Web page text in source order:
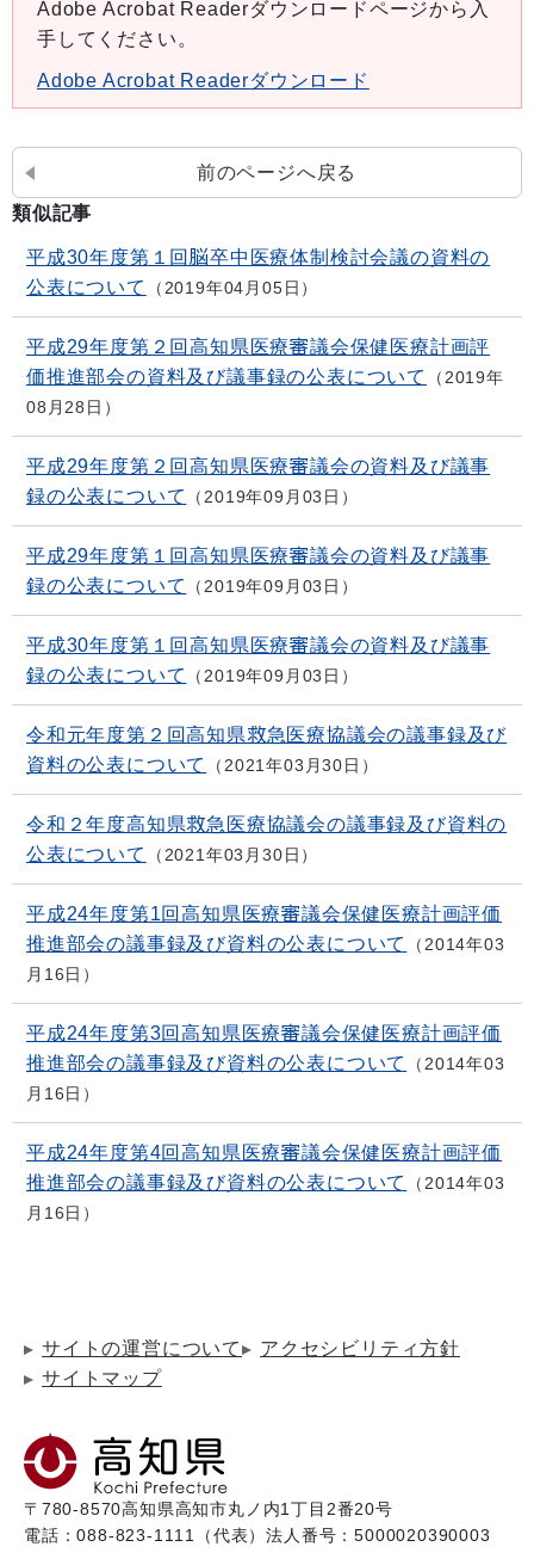
Adobe Acrobat Readerダウンロードページから入
手してください。
Adobe Acrobat Readerダウンロード
前のページへ戻る
類似記事
平成30年度第１回脳卒中医療体制検討会議の資料の
公表について
2019年04月05日
平成29年度第２回高知県医療審議会保健医療計画評
価推進部会の資料及び議事録の公表について
2019年
08月28日
平成29年度第２回高知県医療審議会の資料及び議事
録の公表について
2019年09月03日
平成29年度第１回高知県医療審議会の資料及び議事
録の公表について
2019年09月03日
平成30年度第１回高知県医療審議会の資料及び議事
録の公表について
2019年09月03日
令和元年度第２回高知県救急医療協議会の議事録及び
資料の公表について
2021年03月30日
令和２年度高知県救急医療協議会の議事録及び資料の
公表について
2021年03月30日
平成24年度第1回高知県医療審議会保健医療計画評価
推進部会の議事録及び資料の公表について
2014年03
月16日
平成24年度第3回高知県医療審議会保健医療計画評価
推進部会の議事録及び資料の公表について
2014年03
月16日
平成24年度第4回高知県医療審議会保健医療計画評価
推進部会の議事録及び資料の公表について
2014年03
月16日
サイトの運営について
アクセシビリティ方針
サイトマップ
〒780-8570高知県高知市丸ノ内1丁目2番20号
電話：088-823-1111（代表）法人番号：5000020390003